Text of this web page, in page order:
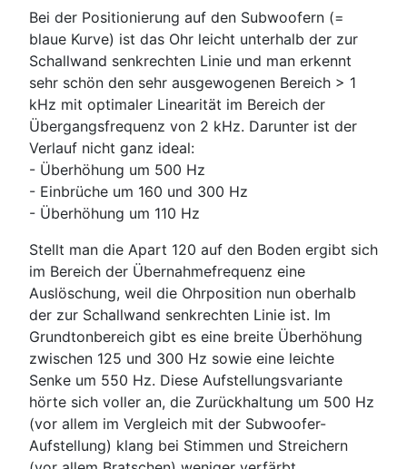
Bei der Positionierung auf den Subwoofern (=
blaue Kurve) ist das Ohr leicht unterhalb der zur
Schallwand senkrechten Linie und man erkennt
sehr schön den sehr ausgewogenen Bereich > 1
kHz mit optimaler Linearität im Bereich der
Übergangsfrequenz von 2 kHz. Darunter ist der
Verlauf nicht ganz ideal:
- Überhöhung um 500 Hz
- Einbrüche um 160 und 300 Hz
- Überhöhung um 110 Hz
Stellt man die Apart 120 auf den Boden ergibt sich
im Bereich der Übernahmefrequenz eine
Auslöschung, weil die Ohrposition nun oberhalb
der zur Schallwand senkrechten Linie ist. Im
Grundtonbereich gibt es eine breite Überhöhung
zwischen 125 und 300 Hz sowie eine leichte
Senke um 550 Hz. Diese Aufstellungsvariante
hörte sich voller an, die Zurückhaltung um 500 Hz
(vor allem im Vergleich mit der Subwoofer-
Aufstellung) klang bei Stimmen und Streichern